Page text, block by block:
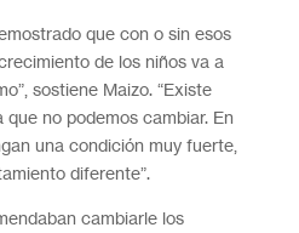
que con o sin esos
de los niños va a
sostiene Maizo. “Existe
no podemos cambiar. En
una condición muy fuerte,
diferente”.
cambiarle los